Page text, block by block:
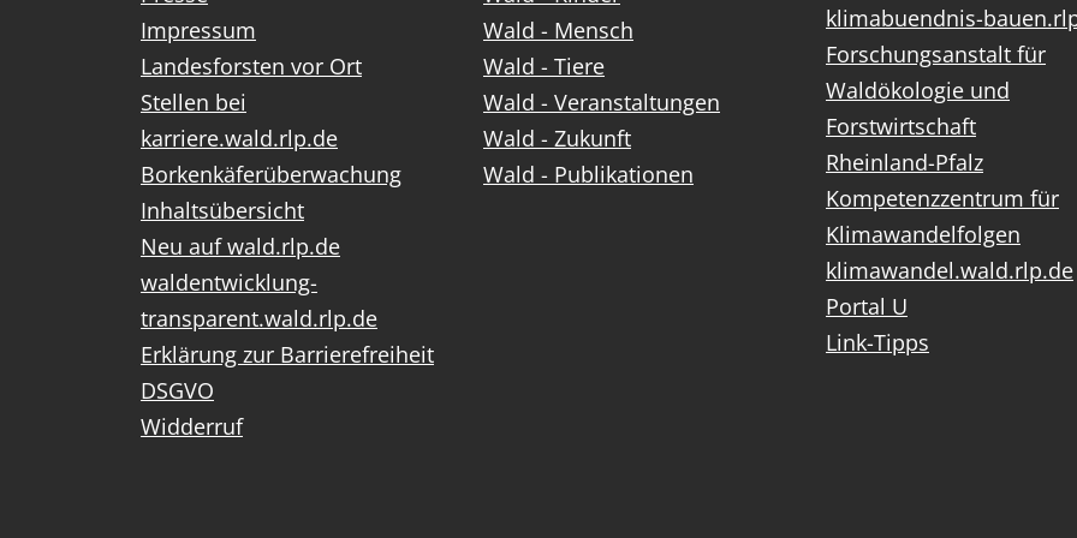
Impressum
Landesforsten vor Ort
Stellen bei
karriere.wald.rlp.de
Borkenkäferüberwachung
Inhaltsübersicht
Neu auf wald.rlp.de
waldentwicklung-
transparent.wald.rlp.de
Erklärung zur Barrierefreiheit
DSGVO
Widderruf
Wald - Mensch
Wald - Tiere
Wald - Veranstaltungen
Wald - Zukunft
Wald - Publikationen
klimabuendnis-
Forschungsanstalt für
Waldökologie und
Forstwirtschaft
Rheinland-Pfalz
Kompetenzzentrum für
Klimawandelfolgen
klimawandel.wald.rlp.de
Portal U
Link-Tipps